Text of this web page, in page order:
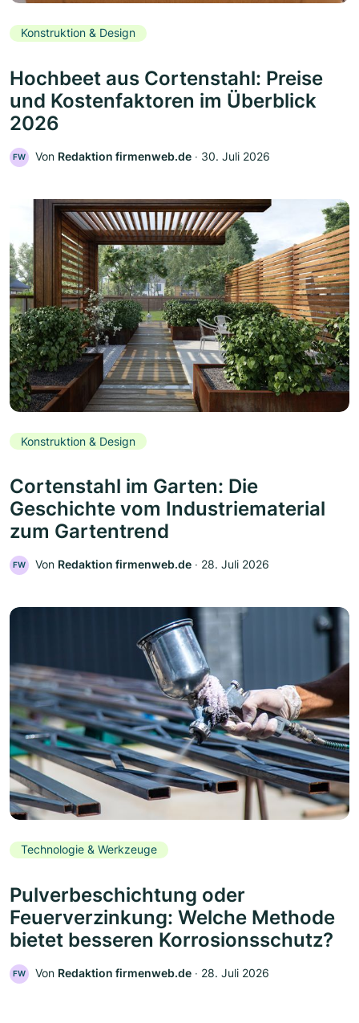
Konstruktion & Design
Hochbeet aus Cortenstahl: Preise
und Kostenfaktoren im Überblick
2026
FW Von Redaktion firmenweb.de ‧ 30. Juli 2026
Konstruktion & Design
Cortenstahl im Garten: Die
Geschichte vom Industriematerial
zum Gartentrend
FW Von Redaktion firmenweb.de ‧ 28. Juli 2026
Technologie & Werkzeuge
Pulverbeschichtung oder
Feuerverzinkung: Welche Methode
bietet besseren Korrosionsschutz?
FW Von Redaktion firmenweb.de ‧ 28. Juli 2026